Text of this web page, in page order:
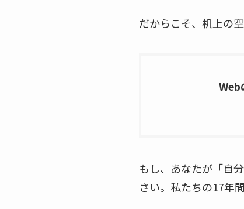
だからこそ、机上の
Web
もし、あなたが「自
さい。私たちの17年